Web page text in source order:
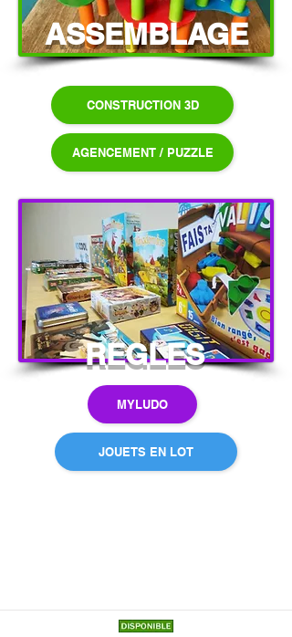
ASSEMBLAGE
CONSTRUCTION 3D
AGENCEMENT / PUZZLE
REGLES
MYLUDO
JOUETS EN LOT